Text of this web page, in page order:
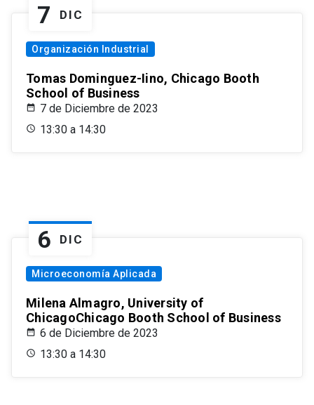
7 DIC
Organización Industrial
Tomas Dominguez-Iino, Chicago Booth
School of Business
7 de Diciembre de 2023
13:30 a 14:30
6 DIC
Microeconomía Aplicada
Milena Almagro, University of
ChicagoChicago Booth School of Business
6 de Diciembre de 2023
13:30 a 14:30